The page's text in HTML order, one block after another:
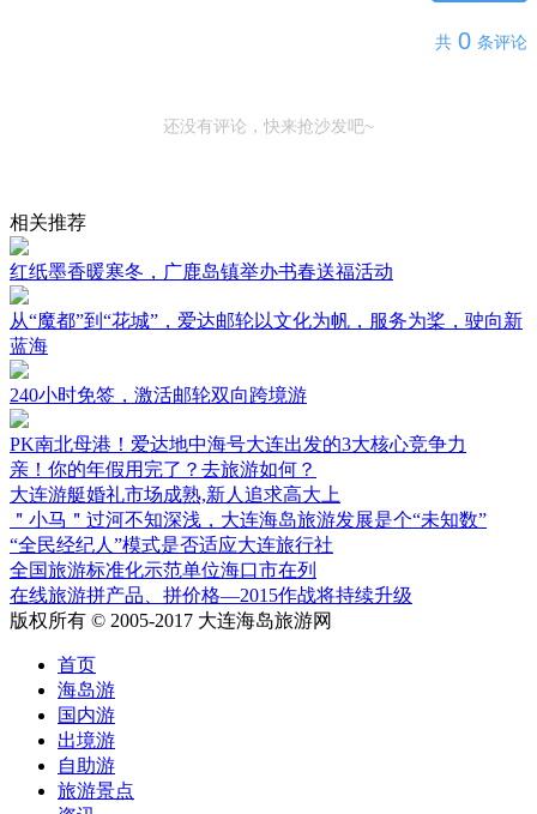
共 0 条评论
还没有评论，快来抢沙发吧~
相关推荐
红纸墨香暖寒冬，广鹿岛镇举办书春送福活动
从“魔都”到“花城”，爱达邮轮以文化为帆，服务为桨，驶向新
蓝海
240小时免签，激活邮轮双向跨境游
PK南北母港！爱达地中海号大连出发的3大核心竞争力
亲！你的年假用完了？去旅游如何？
大连游艇婚礼市场成熟,新人追求高大上
＂小马＂过河不知深浅，大连海岛旅游发展是个“未知数”
“全民经纪人”模式是否适应大连旅行社
全国旅游标准化示范单位海口市在列
在线旅游拼产品、拼价格—2015作战将持续升级
版权所有 © 2005-2017 大连海岛旅游网
首页
海岛游
国内游
出境游
自助游
旅游景点